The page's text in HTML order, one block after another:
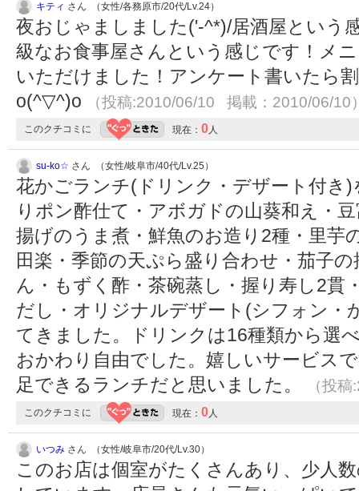
キティ さん （女性/各務原市/20代/Lv.24）
夜おじゃましました('-^*)/居酒屋という
級なお食事屋さんという感じです！メ
いただけました！アンケート書いたら
o(^▽^)o
（投稿:2010/06/10 掲載：2010/06/10
このクチコミに 現在： 0人
su-ko☆ さん （女性/岐阜市/40代/Lv.25）
花かごランチ(ドリンク・デザート付き
りポン酢仕て・アボガドの山葵和え・
揚げのうま煮・鮮魚のお造り2種・里芋
田楽・季節の天ぷら盛り合わせ・茄子
ん・もずく酢・茶碗蒸し・握り寿し2貫
だし・オリジナルデザート(シフォン・
てきました。ドリンクは16種類から選
おかわり自由でした。嬉しいサービス
足できるランチだと思いました。
（投
このクチコミに 現在： 0人
いつみ さん （女性/岐阜市/20代/Lv.30）
このお店は個室がたくさんあり、少人